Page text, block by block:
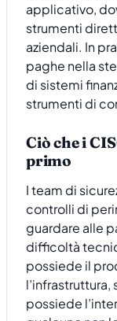
applicativo,
strumenti
aziendali. In
paghe nella
di sistemi
strumenti di
Ciò che i
primo
I team di
controlli di
guardare alle
difficoltà
possiede il
l’infrastruttura,
possiede